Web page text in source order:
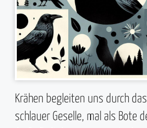
Krähen begleiten uns durch
schlauer Geselle, mal als Bote